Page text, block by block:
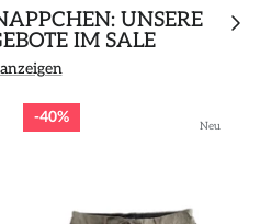
UNSERE
IM SALE
Neu
40%